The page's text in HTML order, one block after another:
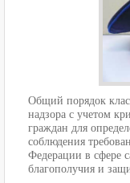
Общий порядок
надзора с учетом
граждан для
соблюдения
Федерации в сфере
благополучия и